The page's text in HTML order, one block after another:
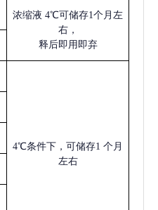
浓缩液 4℃可储存1个月左
右，
释后即用即弃
4℃条件下，可储存1 个月
左右